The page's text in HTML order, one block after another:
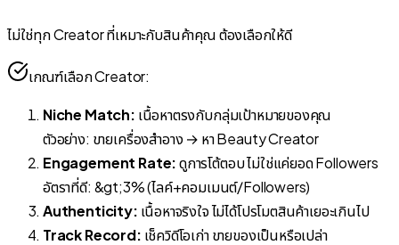
ไม่ใช่ทุก Creator ที่เหมาะกับสินค้าคุณ ต้องเลือกให้ดี
เกณฑ์เลือก Creator:
Niche Match: เนื้อหาตรงกับกลุ่มเป้าหมายของคุณ
ตัวอย่าง: ขายเครื่องสำอาง → หา Beauty Creator
Engagement Rate:ดูการโต้ตอบ ไม่ใช่แค่ยอด Followers
อัตราที่ดี: &gt;3% (ไลค์+คอมเมนต์/Followers)
Authenticity: เนื้อหาจริงใจ ไม่ได้โปรโมตสินค้าเยอะเกินไป
Track Record: เช็ควิดีโอเก่า ขายของเป็นหรือเปล่า